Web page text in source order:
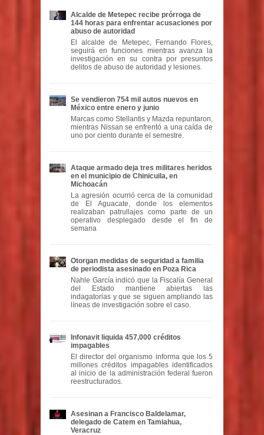
Alcalde de Metepec recibe prórroga de
144 horas para enfrentar acusaciones por
abuso de autoridad
El alcalde de Metepec, Fernando Flores,
seguirá en funciones mientras avanza la
investigación en su contra por presuntos
delitos de abuso de autoridad y lesiones.
Se vendieron 754 mil autos nuevos en
México entre enero y junio
Marcas como Stellantis y Mazda repuntaron,
mientras Nissan se enfrentó a una caída de
uno por ciento durante el semestre.
Ataque armado deja tres militares heridos
en el municipio de Chinicuila, en
Michoacán
La agresión ocurrió cerca de la comunidad
de El Aguacate, donde los elementos
realizaban patrullajes como parte de un
operativo desplegado desde el fin de
semana
Otorgan medidas de seguridad a familia
de periodista asesinado en Poza Rica
Nahle García indicó que la Fiscalía General
del Estado mantiene abiertas las
indagatorias y que se siguen ampliando las
líneas de investigación sobre el caso.
Infonavit liquida 457,000 créditos
impagables
El director del organismo informa que los 5
millones créditos impagables identificados
al inicio de la administración federal fueron
reestructurados.
Asesinan a Francisco Baldelamar,
delegado de Catem en Tamiahua,
Veracruz